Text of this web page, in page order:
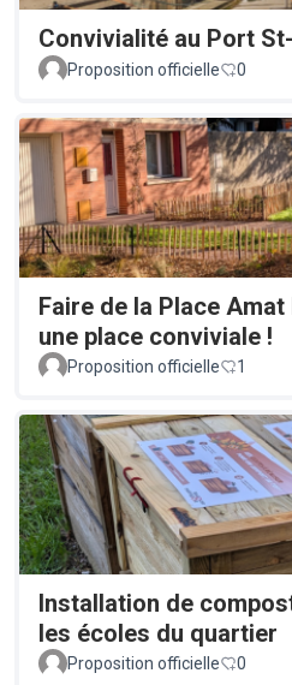
Convivialité au Port
Proposition officielle
0
Faire de la Place
une place conviviale !
Proposition officielle 1
Installation de
les écoles du quartier
Proposition officielle 0